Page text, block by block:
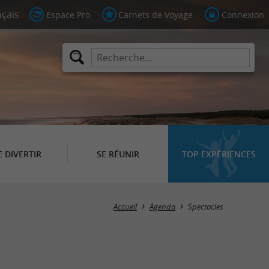
Espace Pro Carnets de Voyage Connexion
DIVERTIR SE RÉUNIR TOP EXPÉRIENCES
Masquer la carte
Accueil Agenda Spectacles